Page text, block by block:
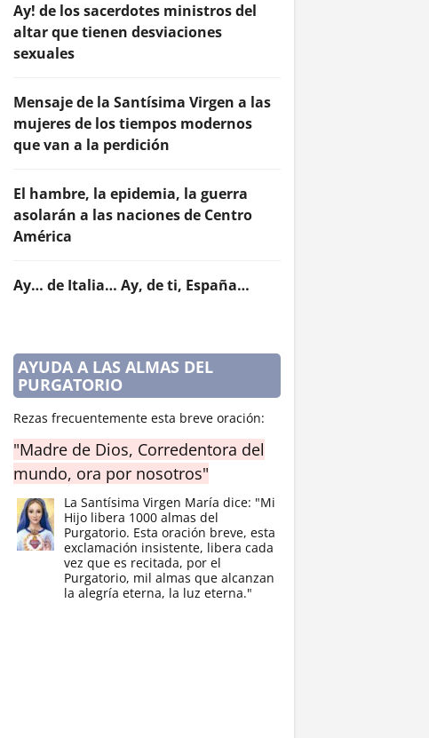
Ay! de los sacerdotes ministros del
altar que tienen desviaciones
sexuales
Mensaje de la Santísima Virgen a las
mujeres de los tiempos modernos
que van a la perdición
El hambre, la epidemia, la guerra
asolarán a las naciones de Centro
América
Ay… de Italia… Ay, de ti, España…
AYUDA A LAS ALMAS DEL
PURGATORIO
Rezas frecuentemente esta breve oración:
"Madre de Dios, Corredentora del
mundo, ora por nosotros"
La Santísima Virgen María dice: "Mi
Hijo libera 1000 almas del
Purgatorio. Esta oración breve, esta
exclamación insistente, libera cada
vez que es recitada, por el
Purgatorio, mil almas que alcanzan
la alegría eterna, la luz eterna."